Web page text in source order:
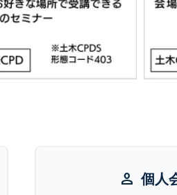
person 個人